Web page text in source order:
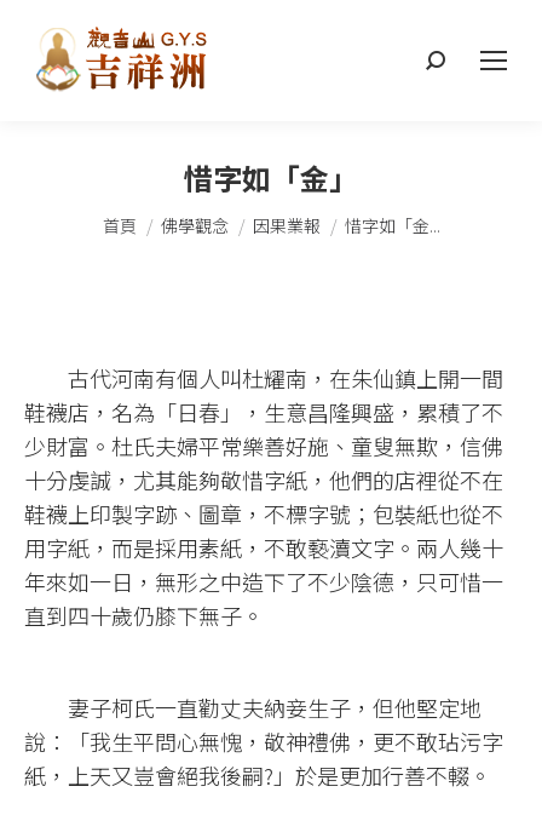
搜
惜字如「金」
您在這裡：
首頁 佛學觀念 因果業報 惜字如「金...
古代河南有個人叫杜耀南，在朱仙鎮上開一間
鞋襪店，名為「日春」，生意昌隆興盛，累積了不
少財富。杜氏夫婦平常樂善好施、童叟無欺，信佛
十分虔誠，尤其能夠敬惜字紙，他們的店裡從不在
鞋襪上印製字跡、圖章，不標字號；包裝紙也從不
用字紙，而是採用素紙，不敢褻瀆文字。兩人幾十
年來如一日，無形之中造下了不少陰德，只可惜一
直到四十歲仍膝下無子。
妻子柯氏一直勸丈夫納妾生子，但他堅定地
說：「我生平問心無愧，敬神禮佛，更不敢玷污字
紙，上天又豈會絕我後嗣?」於是更加行善不輟。